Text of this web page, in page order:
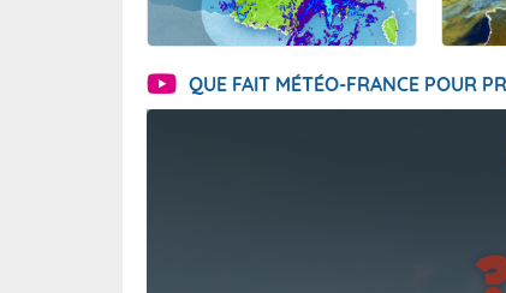
QUE FAIT MÉTÉO-FRANCE POUR